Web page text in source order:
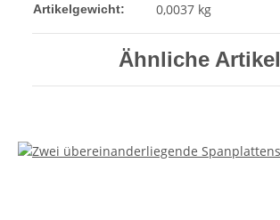
Artikelgewicht: 0,0037 kg
Ähnliche Artikel